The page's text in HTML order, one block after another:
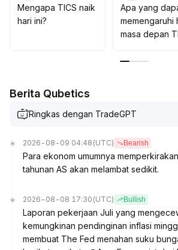
Mengapa TICS naik
hari ini?
Apa yang
memengaruhi
masa depan
Berita Qubetics
Ringkas dengan TradeGPT
2026-08-09 04:48 (UTC) Bearish
Para ekonom umumnya
tahunan AS akan melambat sedikit.
2026-08-08 17:30 (UTC) Bullish
Laporan pekerjaan Juli yang
kemungkinan pendinginan inflasi
membuat The Fed menahan suku